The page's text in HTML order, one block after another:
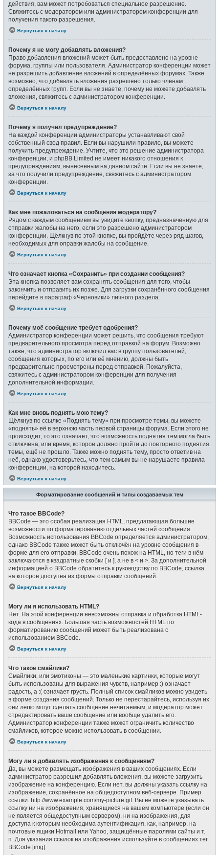
действия, вам может потребоваться специальное разрешение.
Свяжитесь с модератором или администратором конференции для
получения такого разрешения.
Вернуться к началу
Почему я не могу добавлять вложения?
Право добавления вложений может быть предоставлено на уровне
форума, группы или пользователя. Администратор конференции может
не разрешить добавление вложений в определённых форумах. Также
возможно, что добавлять вложения разрешено только членам
определённых групп. Если вы не знаете, почему не можете добавлять
вложения, свяжитесь с администратором конференции.
Вернуться к началу
Почему я получил предупреждение?
На каждой конференции администраторы устанавливают свой
собственный свод правил. Если вы нарушили правило, вы можете
получить предупреждение. Учтите, что это решение администратора
конференции, и phpBB Limited не имеет никакого отношения к
предупреждениям, вынесенным на данном сайте. Если вы не знаете,
за что получили предупреждение, свяжитесь с администратором
конференции.
Вернуться к началу
Как мне пожаловаться на сообщения модератору?
Рядом с каждым сообщением вы увидите кнопку, предназначенную для
отправки жалобы на него, если это разрешено администратором
конференции. Щёлкнув по этой кнопке, вы пройдёте через ряд шагов,
необходимых для оправки жалобы на сообщение.
Вернуться к началу
Что означает кнопка «Сохранить» при создании сообщения?
Эта кнопка позволяет вам сохранять сообщения для того, чтобы
закончить и отправить их позже. Для загрузки сохранённого сообщения
перейдите в параграф «Черновики» личного раздела.
Вернуться к началу
Почему моё сообщение требует одобрения?
Администратор конференции может решить, что сообщения требуют
предварительного просмотра перед отправкой на форум. Возможно
также, что администратор включил вас в группу пользователей,
сообщения которых, по его или её мнению, должны быть
предварительно просмотрены перед отправкой. Пожалуйста,
свяжитесь с администратором конференции для получения
дополнительной информации.
Вернуться к началу
Как мне вновь поднять мою тему?
Щёлкнув по ссылке «Поднять тему» при просмотре темы, вы можете
«поднять» её в верхнюю часть первой страницы форума. Если этого не
происходит, то это означает, что возможность поднятия тем могла быть
отключена, или время, которое должно пройти до повторного поднятия
темы, ещё не прошло. Также можно поднять тему, просто ответив на
неё, однако удостоверьтесь, что тем самым вы не нарушаете правила
конференции, на которой находитесь.
Вернуться к началу
Форматирование сообщений и типы создаваемых тем
Что такое BBCode?
BBCode — это особая реализация HTML, предлагающая большие
возможности по форматированию отдельных частей сообщения.
Возможность использования BBCode определяется администратором,
однако BBCode также может быть отключён на уровне сообщения в
форме для его отправки. BBCode очень похож на HTML, но теги в нём
заключаются в квадратные скобки [ и ], а не в < и >. За дополнительной
информацией о BBCode обратитесь к руководству по BBCode, ссылка
на которое доступна из формы отправки сообщений.
Вернуться к началу
Могу ли я использовать HTML?
Нет. На этой конференции невозможны отправка и обработка HTML-
кода в сообщениях. Большая часть возможностей HTML по
форматированию сообщений может быть реализована с
использованием BBCode.
Вернуться к началу
Что такое смайлики?
Смайлики, или эмотиконы — это маленькие картинки, которые могут
быть использованы для выражения чувств, например :) означает
радость, а :( означает грусть. Полный список смайликов можно увидеть
в форме создания сообщений. Только не перестарайтесь, используя их:
они легко могут сделать сообщение нечитаемым, и модератор может
отредактировать ваше сообщение или вообще удалить его.
Администратор конференции также может ограничить количество
смайликов, которое можно использовать в сообщении.
Вернуться к началу
Могу ли я добавлять изображения к сообщениям?
Да, вы можете размещать изображения в ваших сообщениях. Если
администратор разрешил добавлять вложения, вы можете загрузить
изображение на конференцию. Если нет, вы должны указать ссылку на
изображение, сохранённое на общедоступном веб-сервере. Пример
ссылки: http://www.example.com/my-picture.gif. Вы не можете указывать
ссылку ни на изображения, хранящиеся на вашем компьютере (если он
не является общедоступным сервером), ни на изображения, для
доступа к которым необходима аутентификация, как, например, на
почтовые ящики Hotmail или Yahoo, защищённые паролями сайты и т.
п. Для указания ссылок на изображения используйте в сообщениях тег
BBCode [img].